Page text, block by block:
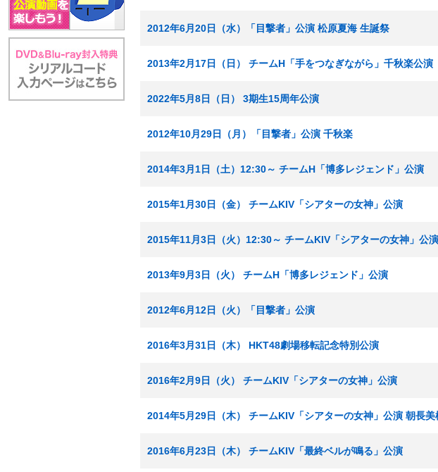
2012年6月20日（水）「目撃者」公演 松原夏海 生誕祭
2013年2月17日（日） チームH「手をつなぎながら」千秋楽公演
2022年5月8日（日） 3期生15周年公演
2012年10月29日（月）「目撃者」公演 千秋楽
2014年3月1日（土）12:30～ チームH「博多レジェンド」公演
2015年1月30日（金） チームKIV「シアターの女神」公演
2015年11月3日（火）12:30～ チームKIV「シアターの女神」公演
2013年9月3日（火） チームH「博多レジェンド」公演
2012年6月12日（火）「目撃者」公演
2016年3月31日（木） HKT48劇場移転記念特別公演
2016年2月9日（火） チームKIV「シアターの女神」公演
2014年5月29日（木） チームKIV「シアターの女神」公演 朝長美
2016年6月23日（木） チームKIV「最終ベルが鳴る」公演